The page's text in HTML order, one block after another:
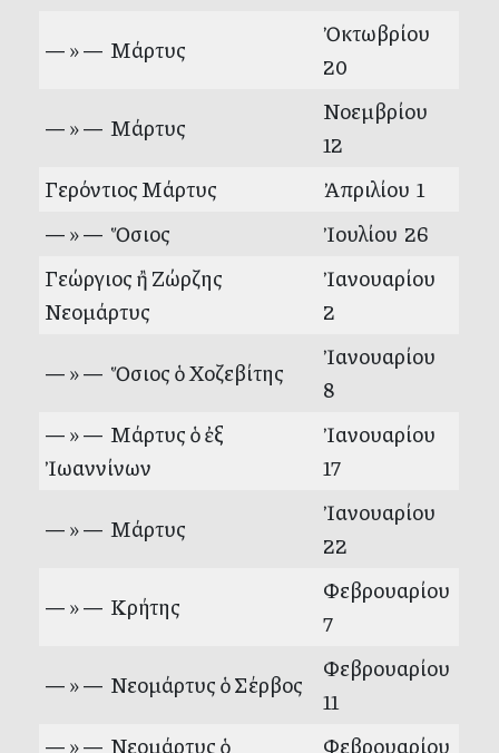
— » — Μάρτυς
Ὀκτωβρίου
20
— » — Μάρτυς
Νοεμβρίου
12
Γερόντιος Μάρτυς
Ἀπριλίου 1
— » — Ὅσιος
Ἰουλίου 26
Γεώργιος ἢ Ζώρζης
Νεομάρτυς
Ἰανουαρίου
2
— » — Ὅσιος ὁ Χοζεβίτης
Ἰανουαρίου
8
— » — Μάρτυς ὁ ἐξ
Ἰωαννίνων
Ἰανουαρίου
17
— » — Μάρτυς
Ἰανουαρίου
22
— » — Κρήτης
Φεβρουαρίου
7
— » — Νεομάρτυς ὁ Σέρβος
Φεβρουαρίου
11
— » — Νεομάρτυς ὁ
Φεβρουαρίου